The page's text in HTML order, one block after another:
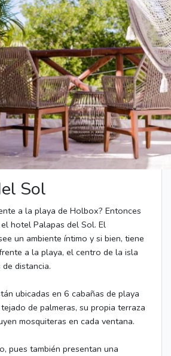
Sol
a la playa de Holbox? Entonces
hotel Palapas del Sol. El
un ambiente íntimo y si bien, tiene
a la playa, el centro de la isla
distancia.
ubicadas en 6 cabañas de playa
de palmeras, su propia terraza
mosquiteras en cada ventana.
pues también presentan una